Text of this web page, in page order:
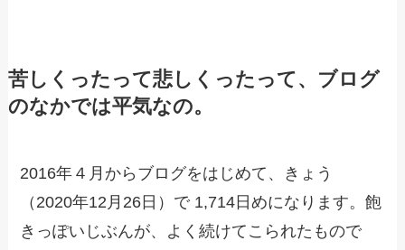
苦しくったって悲しくったって、ブログ
のなかでは平気なの。
2016年４月からブログをはじめて、きょう
（2020年12月26日）で 1,714日めになります。飽
きっぽいじぶんが、よく続けてこられたもので